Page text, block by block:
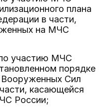
плана
в части,
на МЧС
участию МЧС
порядке
Вооруженных Сил
касающейся
России;